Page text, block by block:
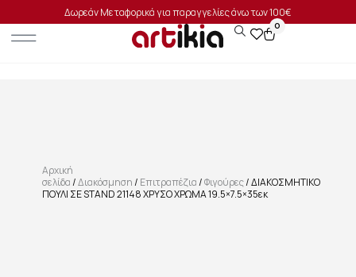
Δωρεάν Μεταφορικά για παραγγελίες άνω των 100€
0
Αρχική
σελίδα/Διακόσμηση/ Επιτραπέζια/Φιγούρες/ ΔΙΑΚΟΣΜΗΤΙΚΟ
ΠΟΥΛΙ ΣΕ STAND 21148 ΧΡΥΣΟ ΧΡΩΜΑ 19.5×7.5×35εκ